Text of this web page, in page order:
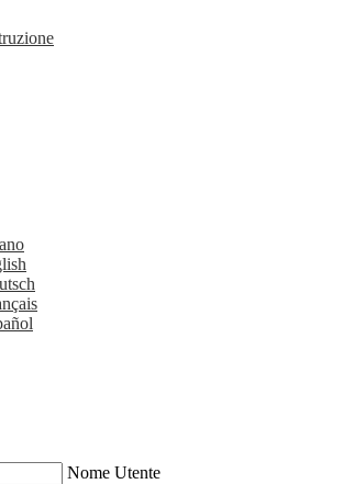
Nome Utente